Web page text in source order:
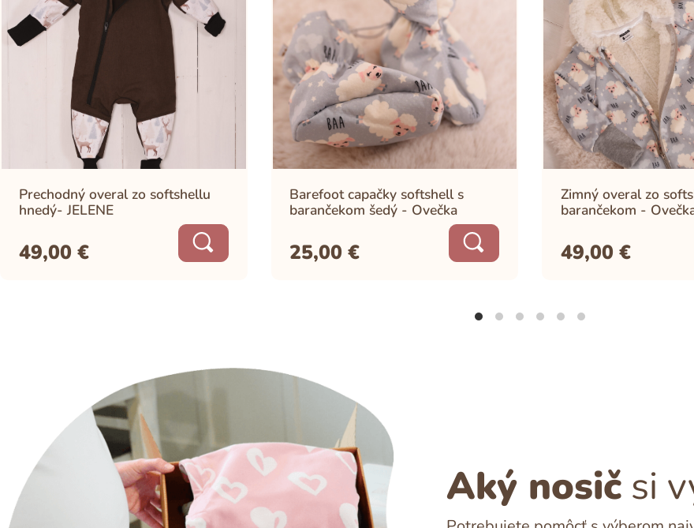
Prechodný overal zo softshellu
hnedý- JELENE
49,00 €
Barefoot capačky softshell s
barančekom šedý - Ovečka
25,00€
Zimný overal zo
barančekom -
49,00 €
Aký nosič si